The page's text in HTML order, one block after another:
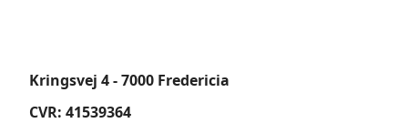
Kringsvej 4 - 7000 Fredericia
CVR: 41539364